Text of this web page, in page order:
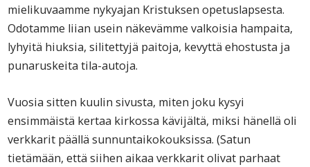
mielikuvaamme nykyajan Kristuksen opetuslapsesta.
Odotamme liian usein näkevämme valkoisia hampaita,
lyhyitä hiuksia, silitettyjä paitoja, kevyttä ehostusta ja
punaruskeita tila-autoja.
Vuosia sitten kuulin sivusta, miten joku kysyi
ensimmäistä kertaa kirkossa kävijältä, miksi hänellä oli
verkkarit päällä sunnuntaikokouksissa. (Satun
tietämään, että siihen aikaa verkkarit olivat parhaat